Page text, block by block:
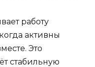
работу
активны
Это
стабильную